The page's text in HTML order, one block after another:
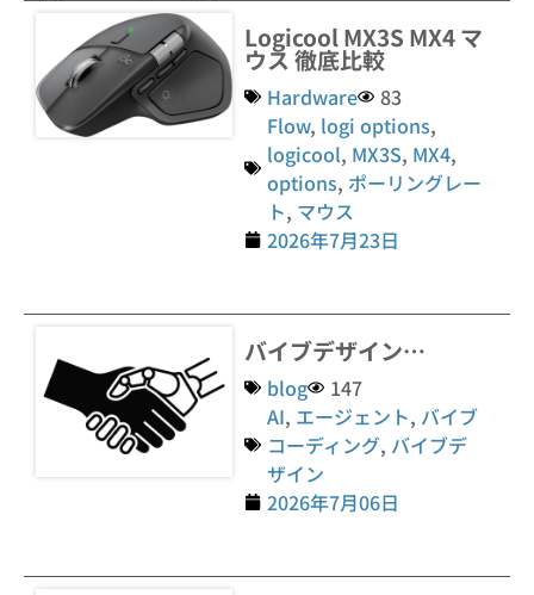
Logicool MX3S MX4 マ
ウス 徹底比較
Hardware
83
Flow, logi options,
logicool, MX3S, MX4,
options, ポーリングレー
ト, マウス
2026年7月23日
バイブデザイン…
blog
147
AI, エージェント, バイブ
コーディング, バイブデ
ザイン
2026年7月06日